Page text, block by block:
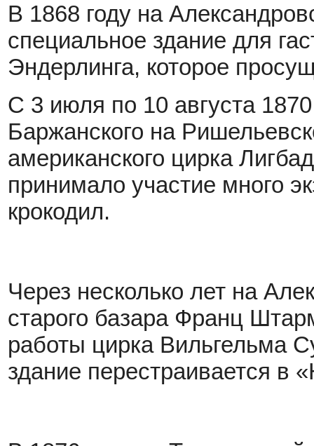
В 1868 году на
специальное здание для
Эндерлинга, которое
С 3 июля по 10 августа
Баржанского на
американского цирка
принимало участие много
крокодил.
Через несколько лет на
старого базара Франц
работы цирка Вильгельма
здание перестраивается в